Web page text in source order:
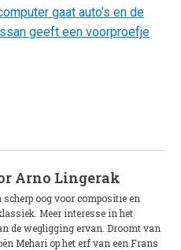
gaat auto’s en de
geeft een voorproefje
Arno Lingerak
oog voor compositie en
Meer interesse in het
de wegligging ervan. Droomt van
Mehari op het erf van een Frans